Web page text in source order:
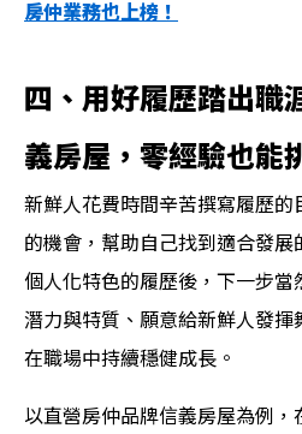
房仲業務也上榜！
四、用好履歷踏出職
義房屋，零經驗也能
新鮮人花費時間辛苦撰寫履歷的
的機會，幫助自己找到適合發
個人化特色的履歷後，下一步當
潛力與特質、願意給新鮮人發揮
在職場中持續穩健成長。
以直營房仲品牌信義房屋為例